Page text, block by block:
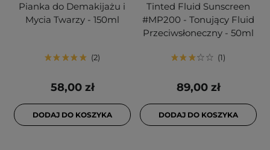
Pianka do Demakijażu i
Mycia Twarzy - 150ml
2
58,00 zł
DODAJ DO KOSZYKA
Tinted Fluid Sunscreen
#MP200 - Tonujący Fluid
Przeciwsłoneczny - 50ml
1
89,00 zł
DODAJ DO KOSZYKA